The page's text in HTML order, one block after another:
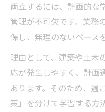
両立するには、計画的な
管理が不可欠です。業務
保し、無理のないペース
理由として、建築や土木
応が発生しやすく、計画
あります。そのため、週
策」を分けて学習する方